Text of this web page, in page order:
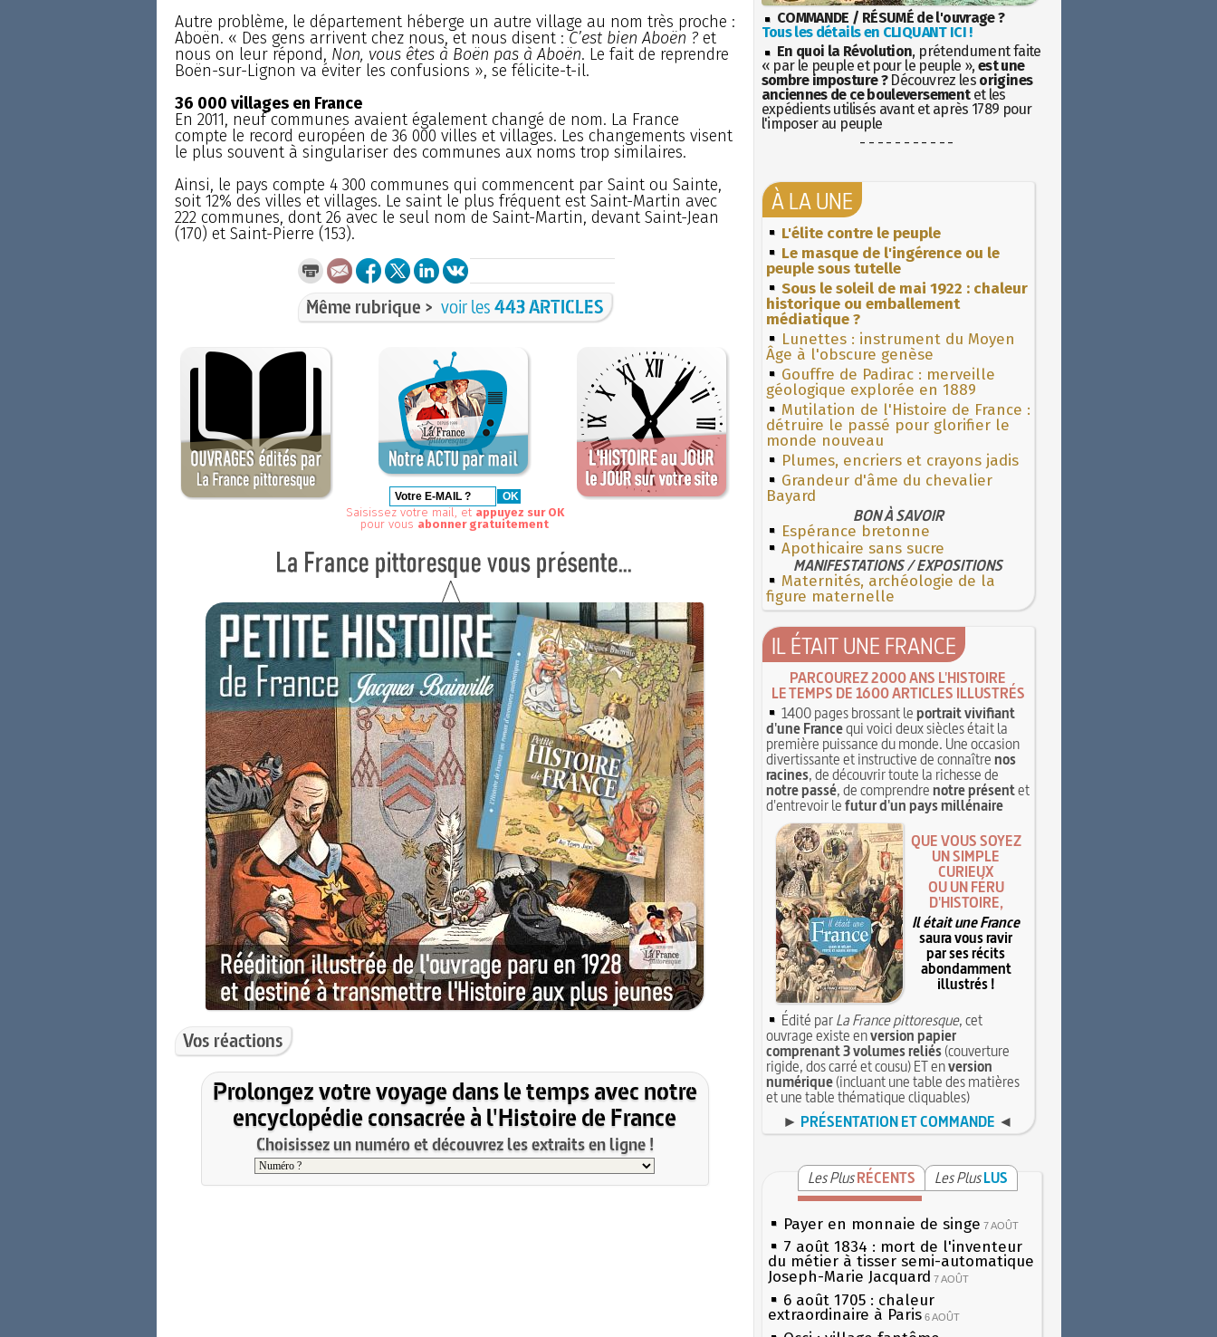
Autre problème, le département héberge un autre village au nom très proche :
Aboën. « Des gens arrivent chez nous, et nous disent : C’est bien Aboën ?et
nous on leur répond, Non, vous êtes à Boën pas à Aboën. Le fait de reprendre
Boën-sur-Lignon va éviter les confusions », se félicite-t-il.
36 000 villages en France
En 2011, neuf communes avaient également changé de nom. La France
compte le record européen de 36 000 villes et villages. Les changements visent
le plus souvent à singulariser des communes aux noms trop similaires.
Ainsi, le pays compte 4 300 communes qui commencent par Saint ou Sainte,
soit 12% des villes et villages. Le saint le plus fréquent est Saint-Martin avec
222 communes, dont 26 avec le seul nom de Saint-Martin, devant Saint-Jean
(170) et Saint-Pierre (153).
Même rubrique > voir les443 ARTICLES
Saisissez votre mail, et appuyez sur OK
pour vous abonner gratuitement
Vos réactions
Prolongez votre voyage dans le temps avec notre
encyclopédie consacrée à l'Histoire de France
Choisissez un numéro et découvrez les extraits en ligne !
COMMANDE / RÉSUMÉ de l'ouvrage ?
Tous les détails en CLIQUANT ICI !
En quoi la Révolution, prétendument faite
« par le peuple et pour le peuple », est une
sombre imposture ?Découvrez les origines
anciennes de ce bouleversementet les
expédients utilisés avant et après 1789 pour
l'imposer au peuple
- - - - - - - - - - -
À LA UNE
L'élite contre le peuple
Le masque de l'ingérence ou le
peuple sous tutelle
Sous le soleil de mai 1922 : chaleur
historique ou emballement
médiatique ?
Lunettes : instrument du Moyen
Âge à l'obscure genèse
Gouffre de Padirac : merveille
géologique explorée en 1889
Mutilation de l'Histoire de France :
détruire le passé pour glorifier le
monde nouveau
Plumes, encriers et crayons jadis
Grandeur d'âme du chevalier
Bayard
BON À SAVOIR
Espérance bretonne
Apothicaire sans sucre
MANIFESTATIONS / EXPOSITIONS
Maternités, archéologie de la
figure maternelle
IL ÉTAIT UNE FRANCE
PARCOUREZ 2000 ANS L'HISTOIRE
LE TEMPS DE 1600 ARTICLES ILLUSTRÉS
1400 pages brossant leportrait vivifiant
d'une Francequi voici deux siècles était la
première puissance du monde. Une occasion
divertissante et instructive de connaîtrenos
racines, de découvrir toute la richesse de
notre passé, de comprendrenotre présentet
d'entrevoir lefutur d'un pays millénaire
QUE VOUS SOYEZ
UN SIMPLE
CURIEUX
OU UN FÉRU
D'HISTOIRE,
Il était une France
saura vous ravir
par ses récits
abondamment
illustrés !
Édité parLa France pittoresque, cet
ouvrage existe enversion papier
comprenant 3 volumes reliés(couverture
rigide, dos carré et cousu) ET enversion
numérique(incluant une table des matières
et une table thématique cliquables)
► PRÉSENTATION ET COMMANDE ◄
Les Plus RÉCENTS Les Plus LUS
Payer en monnaie de singe 7 AOÛT
7 août 1834 : mort de l'inventeur
du métier à tisser semi-automatique
Joseph-Marie Jacquard 7 AOÛT
6 août 1705 : chaleur
extraordinaire à Paris 6 AOÛT